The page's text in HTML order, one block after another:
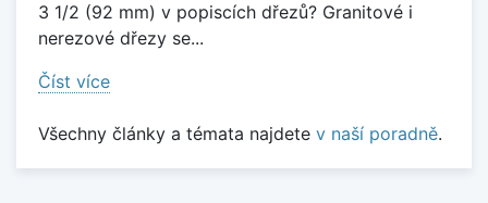
3 1/2 (92 mm) v popiscích dřezů? Granitové i
nerezové dřezy se...
Číst více
Všechny články a témata najdete v naší poradně.